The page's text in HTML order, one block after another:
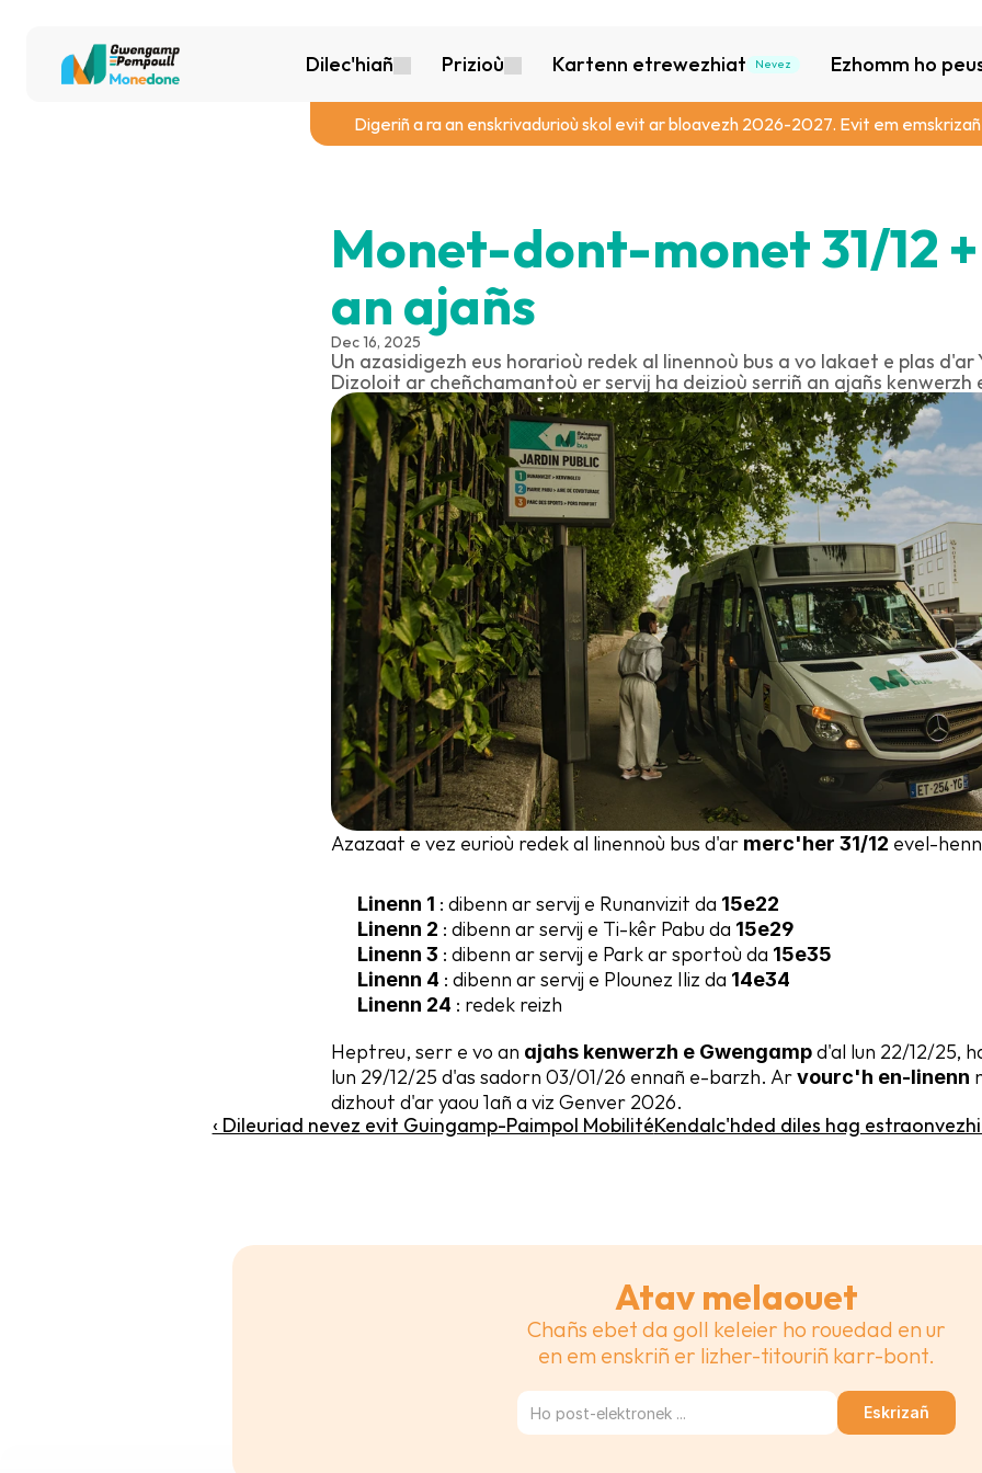
Dilec'hiañ Prizioù Kartenn etrewezhiat Nevez Ezhomm ho
Digeriñ a ra an enskrivadurioù skol evit ar bloavezh 2026-2027. Evit em
Monet-dont-monet 31/12
an ajañs
Dec 16, 2025
Un azasidigezh eus horarioù redek al linennoù bus a vo lakaet e plas d'ar
Dizoloit ar cheñchamantoù er servij ha deizioù serriñ an ajañs kenwerzh
Azazaat e vez eurioù redek al linennoù bus d'ar merc'her 31/12 evel-
Linenn 1 : dibenn ar servij e Runanvizit da 15e22
Linenn 2 : dibenn ar servij e Ti-kêr Pabu da 15e29
Linenn 3 : dibenn ar servij e Park ar sportoù da 15e35
Linenn 4 : dibenn ar servij e Plounez Iliz da 14e34
Linenn 24 : redek reizh
Heptreu, serr e vo an ajahs kenwerzh e Gwengamp d'al lun 22/12/25,
lun 29/12/25 d'as sadorn 03/01/26 ennañ e-barzh. Ar vourc'h en-linenn
dizhout d'ar yaou 1añ a viz Genver 2026.
‹ Dileuriad nevez evit Guingamp-Paimpol MobilitéKendalc'hded diles hag
Atav melaouet
Chañs ebet da goll keleier ho rouedad en ur
en em enskriñ er lizher-titouriñ karr-bont.
Eskrizañ